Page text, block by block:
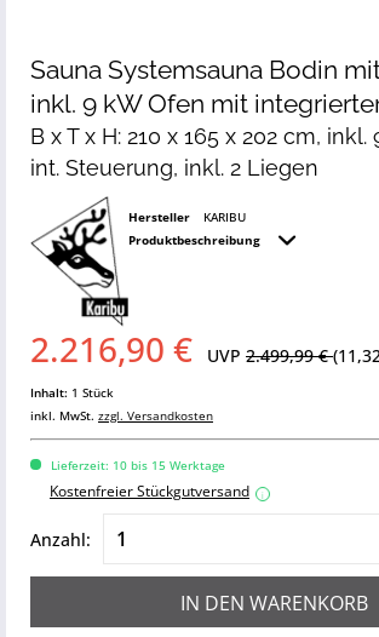
Sauna Systemsauna Bodin
inkl. 9 kW Ofen mit
B x T x H: 210 x 165 x 202 cm, inkl.
int. Steuerung, inkl. 2 Liegen
Hersteller
KARIBU
Produktbeschreibung
2.216,90 € UVP 2.499,99 €
Inhalt: 1 Stück
inkl. MwSt. zzgl. Versandkosten
Lieferzeit: 10 bis 15 Werktage
Kostenfreier Stückgutversand i
Anzahl:
IN DEN WARENKORB